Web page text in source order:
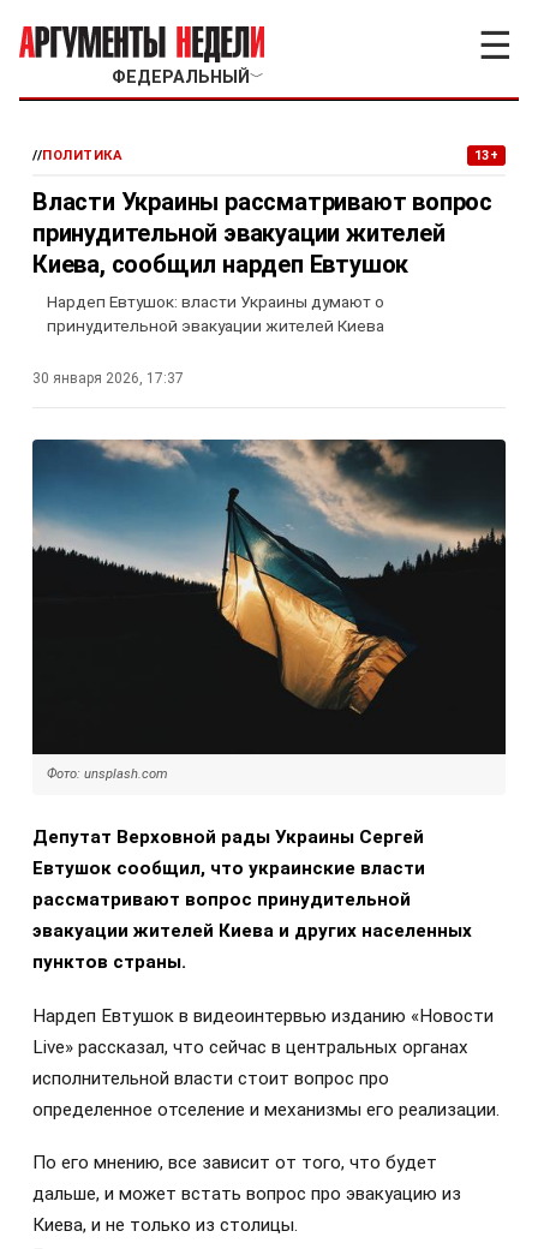
ФЕДЕРАЛЬНЫЙ ﹀
☰
//ПОЛИТИКА 13+
Власти Украины рассматривают вопрос
принудительной эвакуации жителей
Киева, сообщил нардеп Евтушок
Нардеп Евтушок: власти Украины думают о
принудительной эвакуации жителей Киева
30 января 2026, 17:37
Фото: unsplash.com
Депутат Верховной рады Украины Сергей
Евтушок сообщил, что украинские власти
рассматривают вопрос принудительной
эвакуации жителей Киева и других населенных
пунктов страны.
Нардеп Евтушок в видеоинтервью изданию «Новости
Live» рассказал, что сейчас в центральных органах
исполнительной власти стоит вопрос про
определенное отселение и механизмы его реализации.
По его мнению, все зависит от того, что будет
дальше, и может встать вопрос про эвакуацию из
Киева, и не только из столицы.